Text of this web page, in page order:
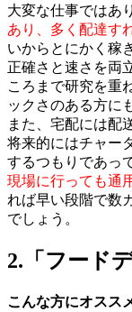
大変な仕事ではあ
あり、多く配達す
いからとにかく稼
正確さと速さを両
ころまで研究を重
ックさのある方に
また、 宅配には配
将来的にはチャー
するつもりであっ
現場に行っても通
れば早い段階で数
でしょう。
2.「フード
こんな方にオスス